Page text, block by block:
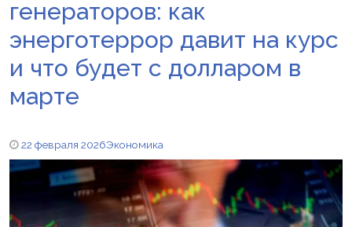
генераторов: как
энерготеррор давит на курс
и что будет с долларом в
марте
22 февраля 2026Экономика